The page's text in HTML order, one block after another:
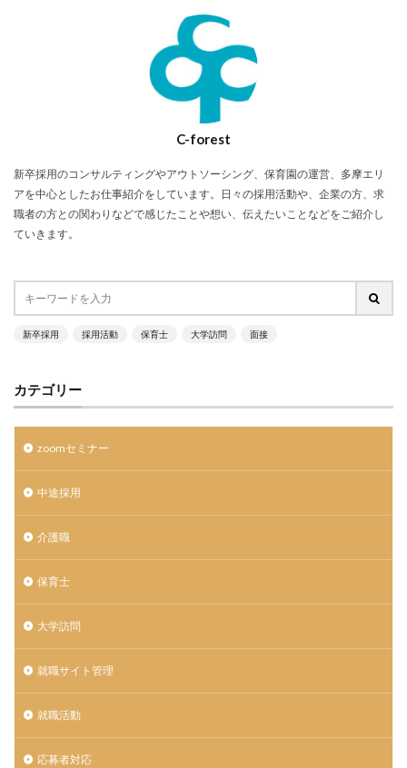
C-forest
新卒採用のコンサルティングやアウトソーシング、保育園の運営、多摩エリ
アを中心としたお仕事紹介をしています。日々の採用活動や、企業の方、求
職者の方との関わりなどで感じたことや想い、伝えたいことなどをご紹介し
ていきます。
新卒採用 採用活動 保育士 大学訪問 面接
カテゴリー
zoomセミナー
中途採用
介護職
保育士
大学訪問
就職サイト管理
就職活動
応募者対応